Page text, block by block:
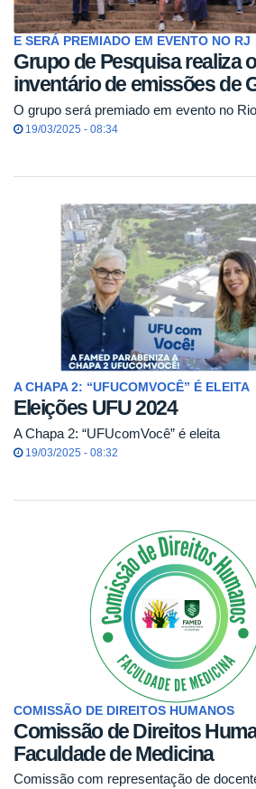
E SERÁ PREMIADO EM EVENTO NO RJ
Grupo de Pesquisa realiza
inventário de emissões de
O grupo será premiado em evento no
19/03/2025 - 08:34
A CHAPA 2: “UFUCOMVOCÊ” É ELEITA
Eleições UFU 2024
A Chapa 2: “UFUcomVocê” é eleita
19/03/2025 - 08:32
COMISSÃO DE DIREITOS HUMANOS
Comissão de Direitos
Faculdade de Medicina
Comissão com representação de